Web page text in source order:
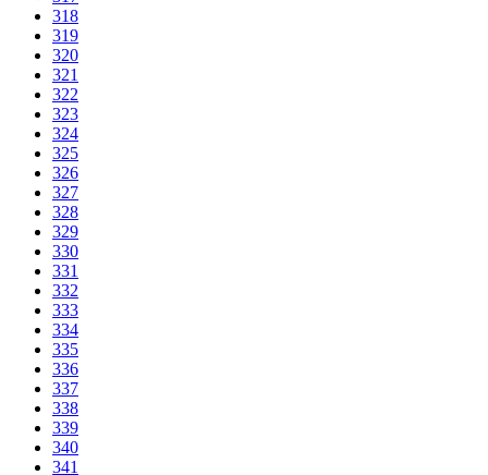
318
319
320
321
322
323
324
325
326
327
328
329
330
331
332
333
334
335
336
337
338
339
340
341